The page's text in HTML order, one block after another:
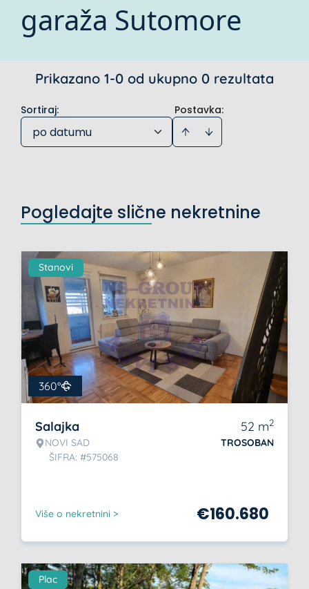
garaža Sutomore
Prikazano 1-0 od ukupno 0 rezultata
Postavka:
Sortiraj:
po datumu
Pogledajte slične nekretnine
Stanovi
360°
Salajka
NOVI SAD
ŠIFRA: #575068
52 m2
TROSOBAN
Više o nekretnini > €160.680
Plac